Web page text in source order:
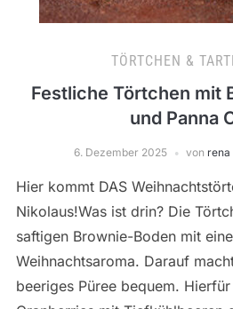
TÖRTCHEN &
Festliche Törtchen mit
und Panna
6. Dezember 2025 von rena
Hier kommt DAS
Nikolaus!Was ist drin? Die
saftigen Brownie-Boden mit
Weihnachtsaroma. Darauf
beeriges Püree bequem.